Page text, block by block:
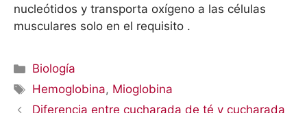
nucleótidos y transporta oxígeno a las células
musculares solo en el requisito .
Categorías
Biología
Etiquetas
Hemoglobina, Mioglobina
Diferencia entre cucharada de té y cucharada